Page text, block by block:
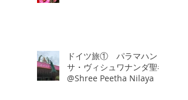
ドイツ旅① パラマハン
サ・ヴィシュワナンダ聖者
@Shree Peetha Nilaya